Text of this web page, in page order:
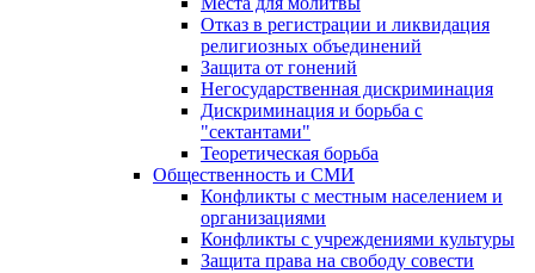
Отказ в регистрации и ликвидация
религиозных объединений
Защита от гонений
Негосударственная дискриминация
Дискриминация и борьба с
"сектантами"
Теоретическая борьба
Общественность и СМИ
Конфликты с местным населением и
организациями
Конфликты с учреждениями культуры
Защита права на свободу совести